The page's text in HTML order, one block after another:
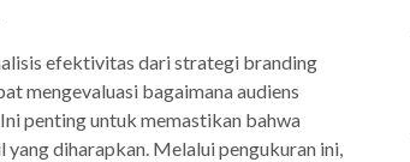
efektivitas dari strategi branding
mengevaluasi bagaimana audiens
penting untuk memastikan bahwa
diharapkan. Melalui pengukuran ini,